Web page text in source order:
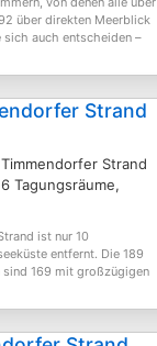
über direkten Meerblick
sich auch entscheiden –
Strand
Strand
Tagungsräume,
ist nur 10
entfernt. Die 189
169 mit großzügigen